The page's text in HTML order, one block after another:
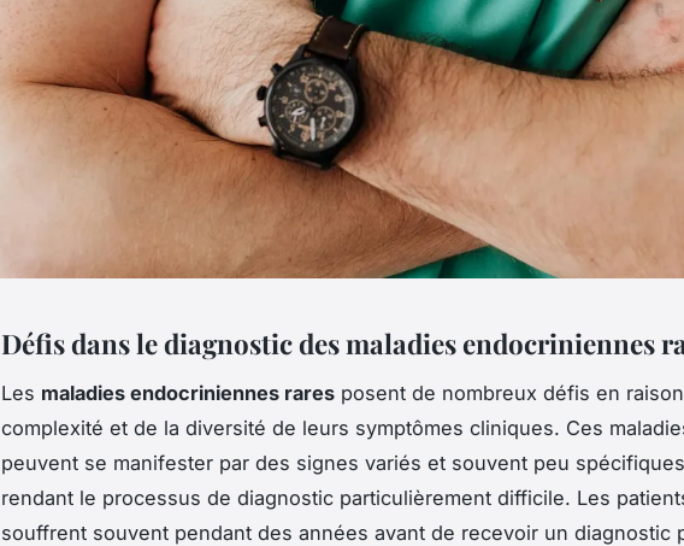
Défis dans le diagnostic des maladies endocriniennes
Les maladies endocriniennes rares posent de nombreux défis en
complexité et de la diversité de leurs symptômes cliniques. Ces
peuvent se manifester par des signes variés et souvent peu
rendant le processus de diagnostic particulièrement difficile. Les
souffrent souvent pendant des années avant de recevoir un diagnostic